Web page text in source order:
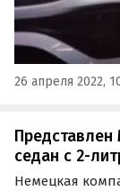
26 апреля 2022,
Представлен
седан с 2-
Немецкая